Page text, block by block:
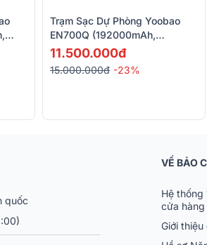
Trạm Sạc Dự Phòng Yoobao
EN700Q (192000mAh,
220V/700W)
11.500.000đ
15.000.000đ -23%
quốc
VỀ BẢO
Hệ thống
cửa
Giới